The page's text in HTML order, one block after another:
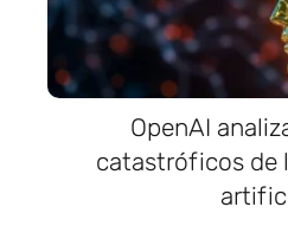
OpenAI
catastróficos de